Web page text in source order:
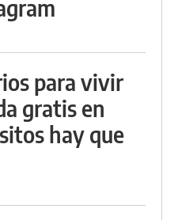
para vivir
gratis en
hay que